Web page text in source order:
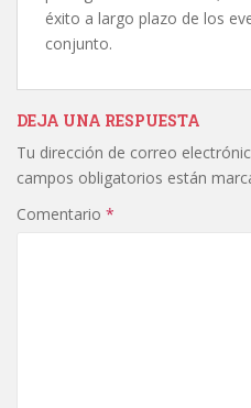
éxito a largo plazo de los
conjunto.
DEJA UNA RESPUESTA
Tu dirección de correo
campos obligatorios están
Comentario *